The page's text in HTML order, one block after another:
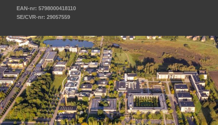
EAN-nr: 5798000418110
SE/CVR-nr: 29057559